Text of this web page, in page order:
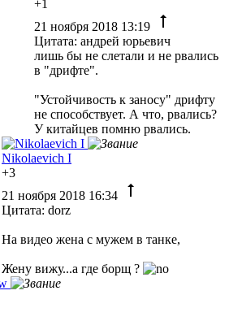
+1
21 ноября 2018 13:19
Цитата: андрей юрьевич
лишь бы не слетали и не рвались
в "дрифте".
"Устойчивость к заносу" дрифту
не способствует. А что, рвались?
У китайцев помню рвались.
Nikolaevich I
+3
21 ноября 2018 16:34
Цитата: dorz
На видео жена с мужем в танке,
Жену вижу...а где борщ ?